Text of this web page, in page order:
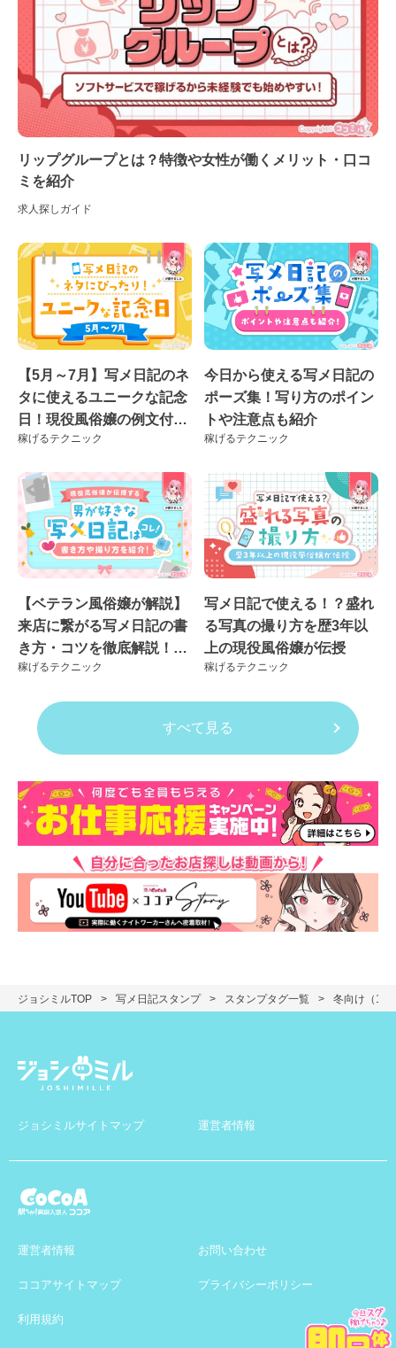
リップグループとは？特徴や女性が働くメリット・口コ
ミを紹介
求人探しガイド
【5月～7月】写メ日記のネ
タに使えるユニークな記念
日！現役風俗嬢の例文付き
♪
稼げるテクニック
今日から使える写メ日記の
ポーズ集！写り方のポイン
トや注意点も紹介
稼げるテクニック
【ベテラン風俗嬢が解説】
来店に繋がる写メ日記の書
き方・コツを徹底解説！良
くない例も紹介
稼げるテクニック
写メ日記で使える！？盛れ
る写真の撮り方を歴3年以
上の現役風俗嬢が伝授
稼げるテクニック
すべて見る
ジョシミルTOP 写メ日記スタンプ スタンプタグ一覧 冬向け（12
ジョシミルサイトマップ 運営者情報
運営者情報 お問い合わせ
ココアサイトマップ プライバシーポリシー
利用規約